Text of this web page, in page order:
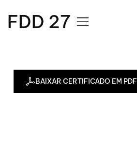
FDD 27
BAIXAR CERTIFICADO EM PDF